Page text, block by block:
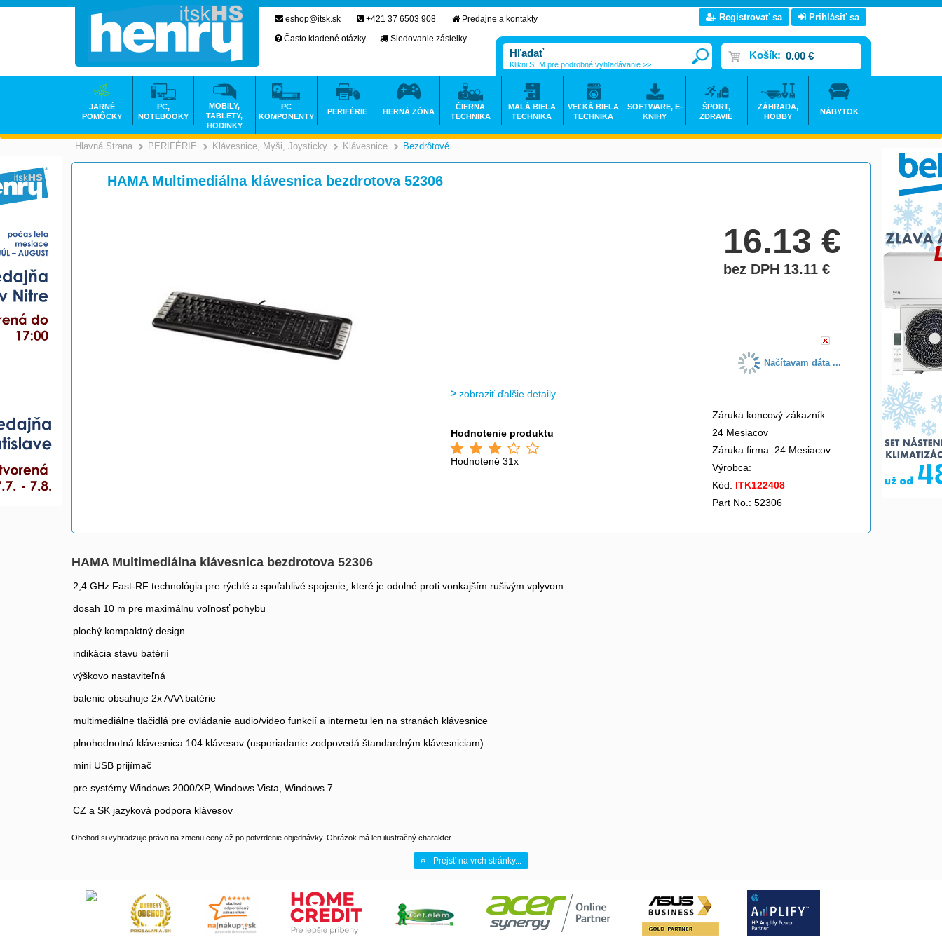
Hlavná Strana >
PERIFÉRIE >
Klávesnice, Myši, Joysticky >
Klávesnice >
Bezdrôtové
HAMA Multimediálna klávesnica bezdrotova 52306
16.13€
bez DPH 13.11€
Načítavam dáta ...
zobraziť ďalšie detaily
Hodnotenie produktu
Hodnotené 31x
Záruka koncový zákazník:
24 Mesiacov
Záruka firma: 24 Mesiacov
Výrobca:
Kód: ITK122408
Part No.: 52306
HAMA Multimediálna klávesnica bezdrotova 52306
2,4 GHz Fast-RF technológia pre rýchlé a spoľahlivé spojenie, které je odolné proti vonkajším rušivým vplyvom
dosah 10 m pre maximálnu voľnosť pohybu
plochý kompaktný design
indikácia stavu batérií
výškovo nastaviteľná
balenie obsahuje 2x AAA batérie
multimediálne tlačidlá pre ovládanie audio/video funkcií a internetu len na stranách klávesnice
plnohodnotná klávesnica 104 klávesov (usporiadanie zodpovedá štandardným klávesniciam)
mini USB prijímač
pre systémy Windows 2000/XP, Windows Vista, Windows 7
CZ a SK jazyková podpora klávesov
Obchod si vyhradzuje právo na zmenu ceny až po potvrdenie objednávky. Obrázok má len ilustračný charakter.
Prejsť na vrch stránky...
eshop@itsk.sk +421 37 6503 908
Predajne a kontakty
Často kladené otázky
Sledovanie zásielky
Registrovať sa Prihlásiť sa
Košík: 0.00 €
Klikni SEM pre podrobné vyhľadávanie >>
JARNÉ
POMÔCKY
PC,
NOTEBOOKY
MOBILY,
TABLETY,
HODINKY
PC
KOMPONENTY
PERIFÉRIE HERNÁ ZÓNA
ČIERNA
TECHNIKA
MALÁ BIELA
TECHNIKA
VEĽKÁ BIELA
TECHNIKA
SOFTWARE, E-
KNIHY
ŠPORT,
ZDRAVIE
ZÁHRADA,
HOBBY
NÁBYTOK